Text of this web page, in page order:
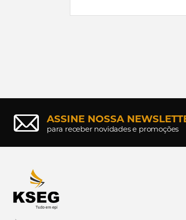
ASSINE NOSSA
para receber novidades e promoções